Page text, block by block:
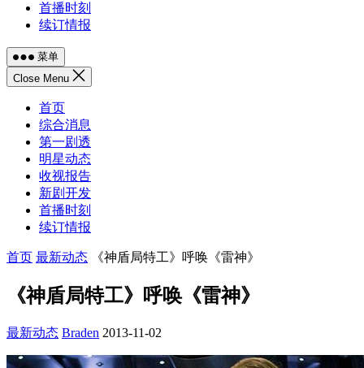
首播时刻
续订情报
菜单
Close Menu
首页
综合消息
第一剧透
明星动态
收视报告
新剧开发
首播时刻
续订情报
首页 最新动态 《神盾局特工》呼唤《雷神》
《神盾局特工》呼唤《雷神》
最新动态 Braden 2013-11-02